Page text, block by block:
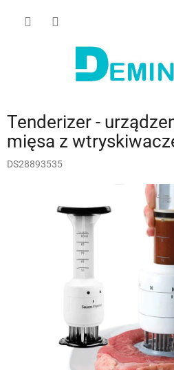
Tenderizer -
mięsa z
DS28893535